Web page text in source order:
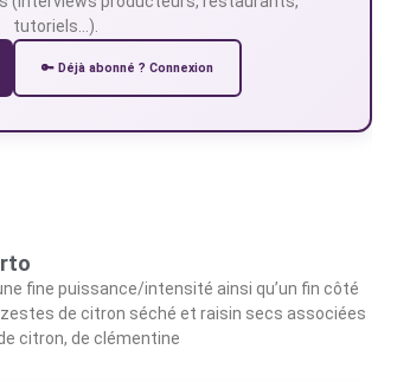
tutoriels…).
🔑 Déjà abonné ? Connexion
fine puissance/intensité ainsi qu’un fin côté
de citron séché et raisin secs associées
citron, de clémentine